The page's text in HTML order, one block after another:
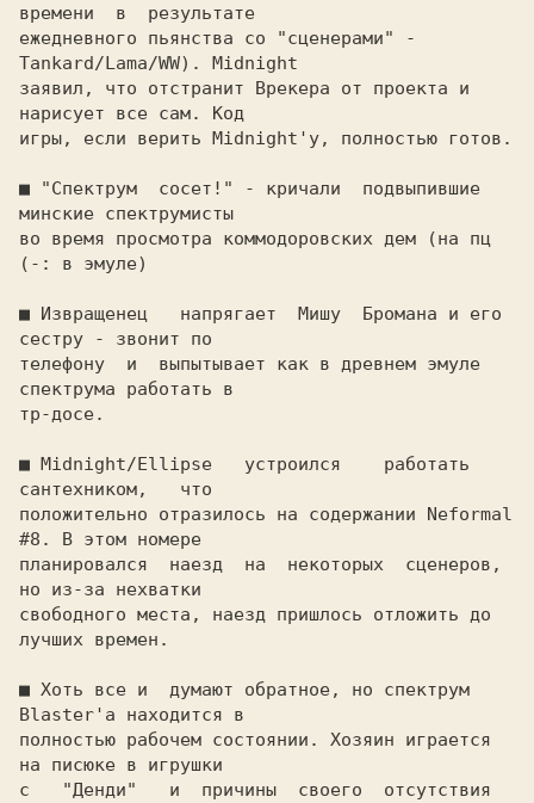
времени  в  результате
ежедневного пьянства со "сценерами" -
Tankard/Lama/WW). Midnight
заявил, что отстранит Врекера от проекта и
нарисует все сам. Код
игры, если верить Midnight'у, полностью готов.
■
"Спектрум  сосет!" - кричали  подвыпившие
минские спектрумисты
во время просмотра коммодоровских дем (на пц
(-: в эмуле)
■ Извращенец   напрягает  Мишу  Бромана и его
сестру - звонит по
телефону  и  выпытывает как в древнем эмуле
спектрума работать в
тр-досе.
■ Midnight/Ellipse   устроился    работать
сантехником,   что
положительно отразилось на содержании Neformal
#8. В этом номере
планировался  наезд  на  некоторых  сценеров,
но из-за нехватки
свободного места, наезд пришлось отложить до
лучших времен.
■ Хоть все и  думают обратное, но спектрум
Blaster'а находится в
полностью рабочем состоянии. Хозяин играется
на писюке в игрушки
с   "Денди"   и  причины  своего  отсутствия